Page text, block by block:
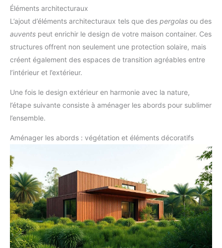
Éléments architecturaux
L’ajout d’éléments architecturaux tels que des pergolas ou des
auvents peut enrichir le design de votre maison container. Ces
structures offrent non seulement une protection solaire, mais
créent également des espaces de transition agréables entre
l’intérieur et l’extérieur.
Une fois le design extérieur en harmonie avec la nature,
l’étape suivante consiste à aménager les abords pour sublimer
l’ensemble.
Aménager les abords : végétation et éléments décoratifs